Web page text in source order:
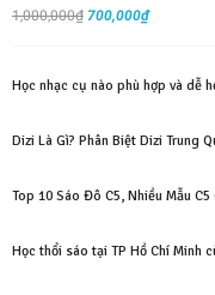
1,000,000₫ Giá
1,000,000₫.
700,000₫Giá
là:
Học nhạc cụ nào phù hợp và dễ
Dizi Là Gì? Phân Biệt Dizi Trung
Top 10 Sáo Đô C5, Nhiều Mẫu
Học thổi sáo tại TP Hồ Chí Minh